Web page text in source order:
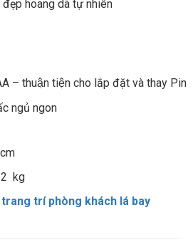
– thuận tiện cho lắp đặt và thay Pin
kg
trí phòng khách lá bay